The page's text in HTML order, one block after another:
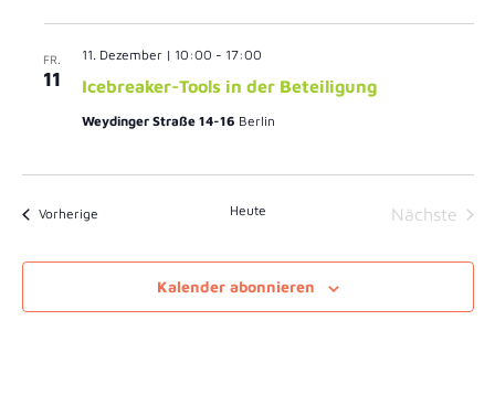
FR.
11 Icebreaker-Tools in der Beteiligung
11. Dezember | 10:00 - 17:00
Weydinger Straße 14-16 Berlin
VorherigeVeranstaltungen Heute Nächste
Kalender abonnieren